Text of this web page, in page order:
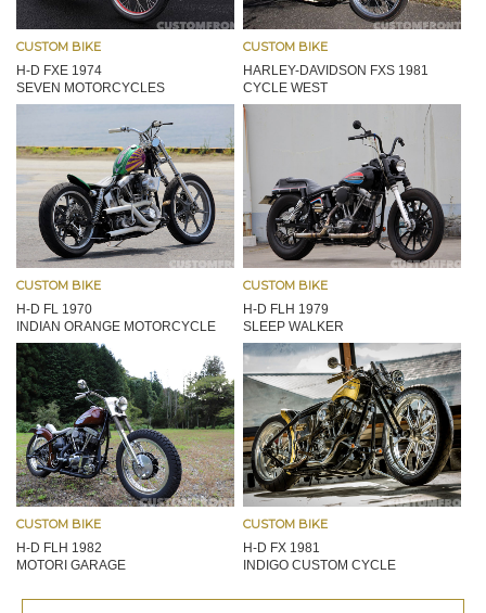
CUSTOM BIKE
H-D FXE 1974
SEVEN MOTORCYCLES
CUSTOM BIKE
HARLEY-DAVIDSON FXS 1981
CYCLE WEST
CUSTOM BIKE
H-D FL 1970
INDIAN ORANGE MOTORCYCLE
CUSTOM BIKE
H-D FLH 1979
SLEEP WALKER
CUSTOM BIKE
H-D FLH 1982
MOTORI GARAGE
CUSTOM BIKE
H-D FX 1981
INDIGO CUSTOM CYCLE